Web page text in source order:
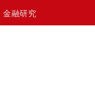
金融研究